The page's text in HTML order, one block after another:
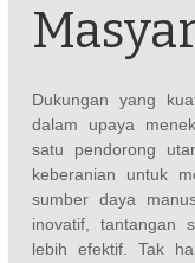
Dukungan yang
dalam upaya
satu pendorong
keberanian untuk
sumber daya
inovatif, tantangan
lebih efektif. Tak